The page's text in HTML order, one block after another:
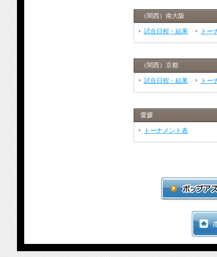
（関西）南大阪
試合日程・結果 トー
（関西）京都
試合日程・結果 トー
愛媛
トーナメント表